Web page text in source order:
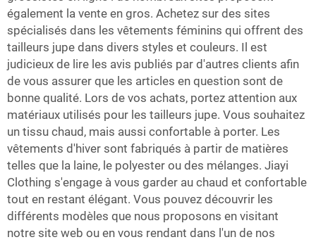
également la vente en gros. Achetez sur des sites
spécialisés dans les vêtements féminins qui offrent des
tailleurs jupe dans divers styles et couleurs. Il est
judicieux de lire les avis publiés par d'autres clients afin
de vous assurer que les articles en question sont de
bonne qualité. Lors de vos achats, portez attention aux
matériaux utilisés pour les tailleurs jupe. Vous souhaitez
un tissu chaud, mais aussi confortable à porter. Les
vêtements d'hiver sont fabriqués à partir de matières
telles que la laine, le polyester ou des mélanges. Jiayi
Clothing s'engage à vous garder au chaud et confortable
tout en restant élégant. Vous pouvez découvrir les
différents modèles que nous proposons en visitant
notre site web ou en vous rendant dans l'un de nos